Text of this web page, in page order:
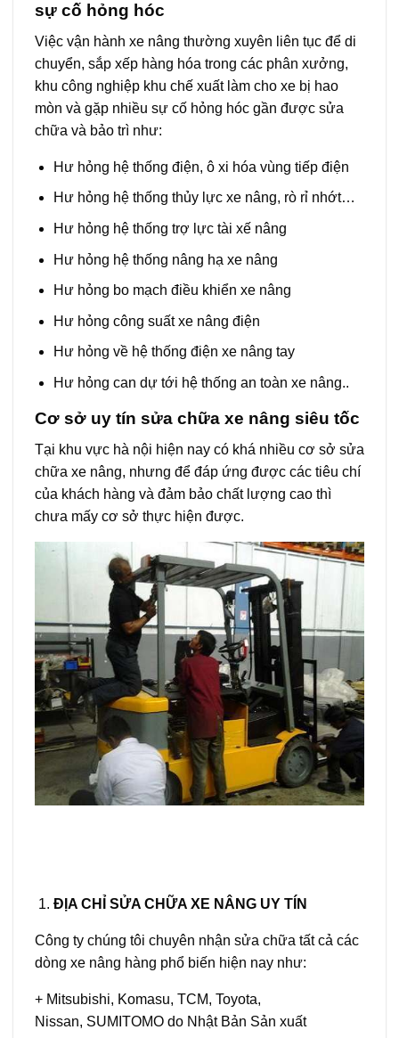
sự cố hỏng hóc
Việc vận hành xe nâng thường xuyên liên tục để di
chuyển, sắp xếp hàng hóa trong các phân xưởng,
khu công nghiệp khu chế xuất làm cho xe bị hao
mòn và gặp nhiều sự cố hỏng hóc gần được sửa
chữa và bảo trì như:
Hư hỏng hệ thống điện, ô xi hóa vùng tiếp điện
Hư hỏng hệ thống thủy lực xe nâng, rò rỉ nhớt…
Hư hỏng hệ thống trợ lực tài xế nâng
Hư hỏng hệ thống nâng hạ xe nâng
Hư hỏng bo mạch điều khiển xe nâng
Hư hỏng công suất xe nâng điện
Hư hỏng về hệ thống điện xe nâng tay
Hư hỏng can dự tới hệ thống an toàn xe nâng..
Cơ sở uy tín sửa chữa xe nâng siêu tốc
Tại khu vực hà nội hiện nay có khá nhiều cơ sở sửa
chữa xe nâng, nhưng để đáp ứng được các tiêu chí
của khách hàng và đảm bảo chất lượng cao thì
chưa mấy cơ sở thực hiện được.
ĐỊA CHỈ SỬA CHỮA XE NÂNG UY TÍN
Công ty chúng tôi chuyên nhận sửa chữa tất cả các
dòng xe nâng hàng phổ biến hiện nay như:
+ Mitsubishi, Komasu, TCM, Toyota,
Nissan, SUMITOMO do Nhật Bản Sản xuất